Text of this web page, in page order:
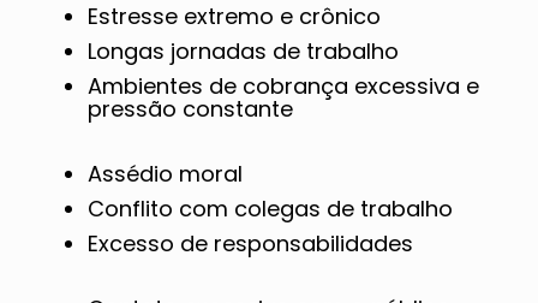
Estresse extremo e crônico
Longas jornadas de trabalho
Ambientes de cobrança excessiva e
pressão constante
Assédio moral
Conflito com colegas de trabalho
Excesso de responsabilidades